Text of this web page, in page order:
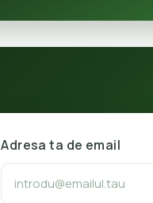
Adresa ta de email